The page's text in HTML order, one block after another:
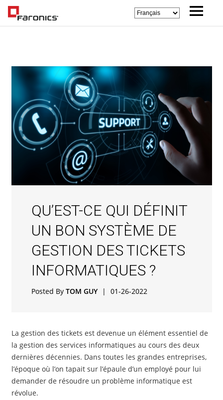
QU’EST-CE QUI DÉFINIT
UN BON SYSTÈME DE
GESTION DES TICKETS
INFORMATIQUES ?
Posted By TOM GUY | 01-26-2022
La gestion des tickets est devenue un élément essentiel de
la gestion des services informatiques au cours des deux
dernières décennies. Dans toutes les grandes entreprises,
l’époque où l’on tapait sur l’épaule d’un employé pour lui
demander de résoudre un problème informatique est
révolue.